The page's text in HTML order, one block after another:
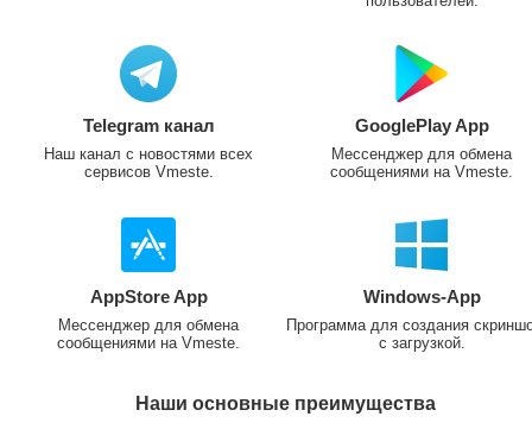
Telegram канал
Наш канал с новостями всех
сервисов Vmeste.
GooglePlay App
Мессенджер для обмена
сообщениями на Vmeste.
AppStore App
Мессенджер для обмена
сообщениями на Vmeste.
Windows-App
Программа для создания
с загрузкой.
Наши основные преимущества